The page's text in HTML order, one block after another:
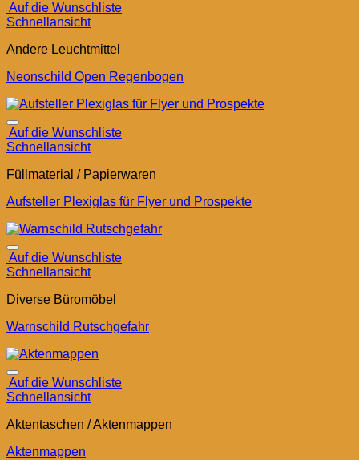
Auf die Wunschliste
Schnellansicht
Andere Leuchtmittel
Neonschild Open Regenbogen
Auf die Wunschliste
Schnellansicht
Füllmaterial / Papierwaren
Aufsteller Plexiglas für Flyer und Prospekte
Auf die Wunschliste
Schnellansicht
Diverse Büromöbel
Warnschild Rutschgefahr
Auf die Wunschliste
Schnellansicht
Aktentaschen / Aktenmappen
Aktenmappen